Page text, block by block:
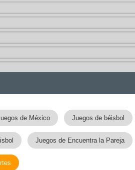
de México Juegos de béisbol
Juegos de Encuentra la Pareja